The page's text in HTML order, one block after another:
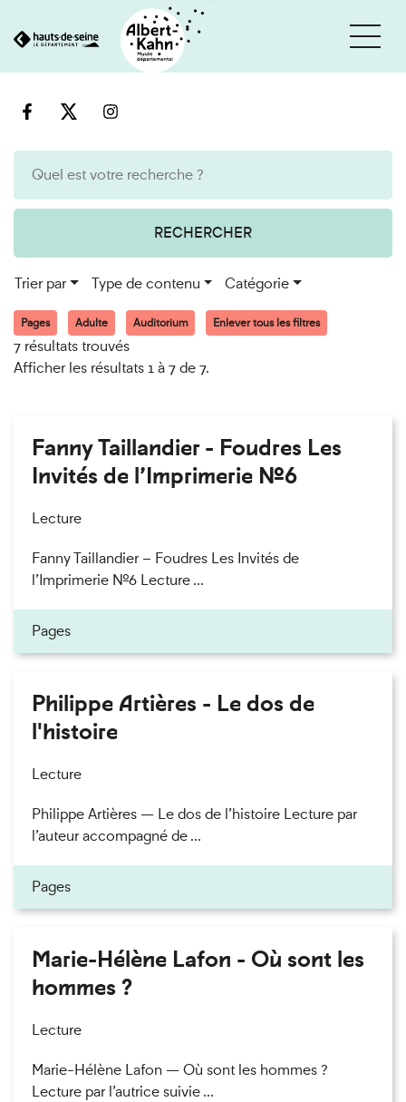
au
RECHERCHER
Trier par Type de contenu Catégorie
Pages Adulte Auditorium Enlever tous les filtres
7 résultats trouvés
Afficher les résultats 1 à 7 de 7.
Fanny Taillandier - Foudres Les
Invités de l’Imprimerie n°6
Lecture
Fanny Taillandier – Foudres Les Invités de
l’Imprimerie n°6 Lecture ...
Pages
Philippe Artières - Le dos de
l'histoire
Lecture
Philippe Artières — Le dos de l’histoire Lecture par
l’auteur accompagné de ...
Pages
Marie-Hélène Lafon - Où sont les
hommes ?
Lecture
Marie-Hélène Lafon — Où sont les hommes ?
Lecture par l’autrice suivie ...
Cookies et traceurs utilisés sur ce site